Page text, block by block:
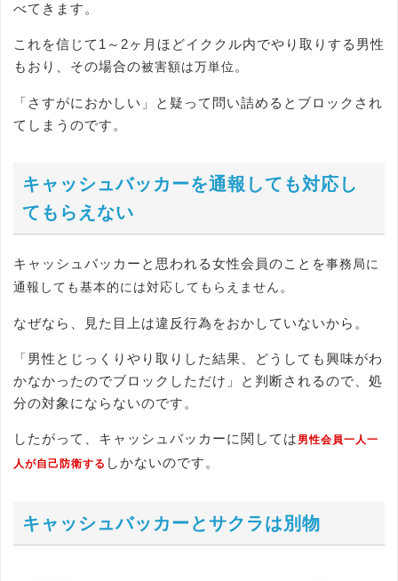
べてきます。
これを信じて1～2ヶ月ほどイククル内でやり取りする男性
もおり、その場合の被害額は万単位 。
「さすがにおかしい」と疑って問い詰めるとブロックされ
てしまうのです。
キャッシュバッカーを通報しても対応し
てもらえない
キャッシュバッカーと思われる女性会員のことを事務局に
通報しても基本的には対応してもらえません 。
なぜなら、見た目上は違反行為をおかしていないから。
「男性とじっくりやり取りした結果、どうしても興味がわ
かなかったのでブロックしただけ」と判断されるので、処
分の対象にならないのです。
したがって、キャッシュバッカーに関しては 男性会員一人一
人が自己防衛する しかないのです。
キャッシュバッカーとサクラは別物